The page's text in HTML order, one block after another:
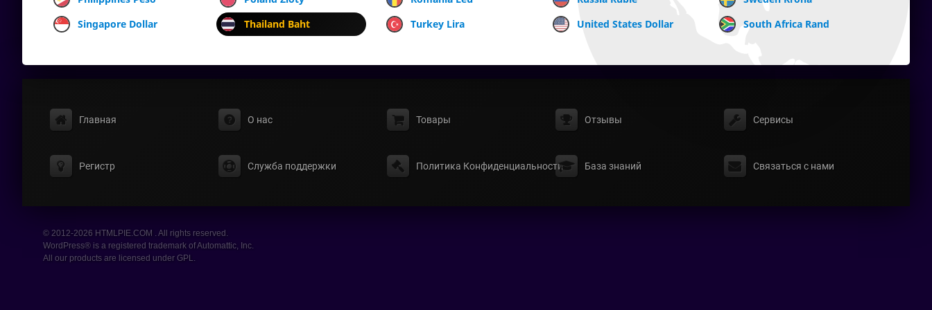
Singapore Dollar
Thailand Baht Turkey Lira United States Dollar South Africa Rand
Главная О нас Товары Отзывы Сервисы
Регистр Служба поддержки Политика Конфиденциальности База знаний Связаться с нами
© 2012-2026 HTMLPIE.COM . All rights reserved.
WordPress® is a registered trademark of Automattic, Inc.
All our products are licensed under GPL.